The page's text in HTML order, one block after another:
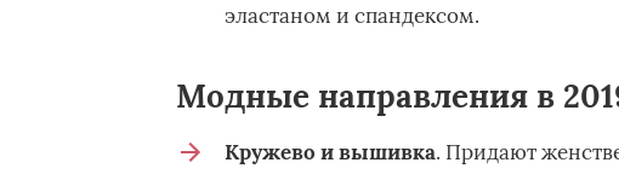
эластаном и спандексом.
Модные направления в
Кружево и вышивка. Придают